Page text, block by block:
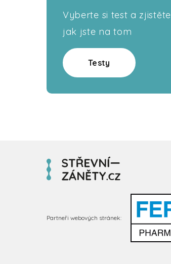
Vyberte si test a
jak jste na tom
Testy
Partneři webových stránek: